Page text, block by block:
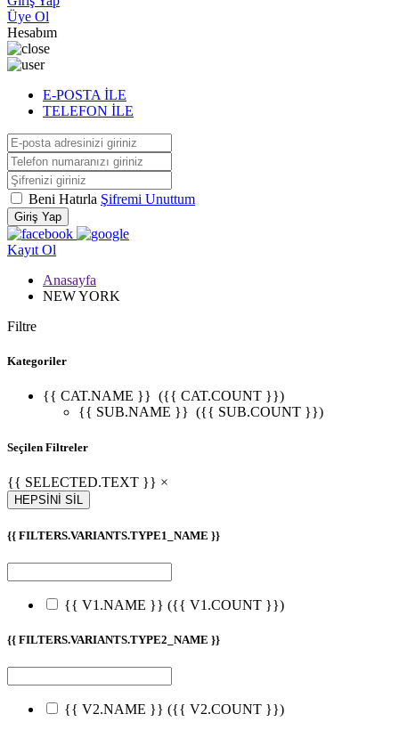
Üye Ol
Hesabım
E-POSTA İLE
TELEFON İLE
Beni Hatırla Şifremi Unuttum
Giriş Yap
Kayıt Ol
Anasayfa
NEW YORK
Filtre
Kategoriler
{{ CAT.NAME }} ({{ CAT.COUNT }})
{{ SUB.NAME }} ({{ SUB.COUNT }})
Seçilen Filtreler
{{ SELECTED.TEXT }} ×
HEPSİNİ SİL
{{ FILTERS.VARIANTS.TYPE1_NAME }}
{{ V1.NAME }} ({{ V1.COUNT }})
{{ FILTERS.VARIANTS.TYPE2_NAME }}
{{ V2.NAME }} ({{ V2.COUNT }})